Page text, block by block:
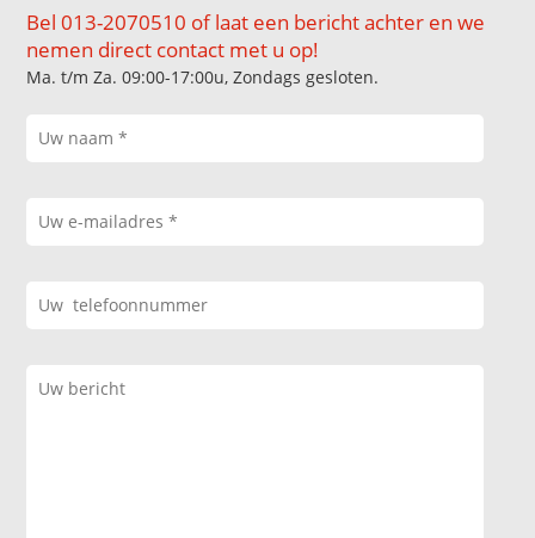
Bel 013-2070510 of laat een bericht achter en we
nemen direct contact met u op!
Ma. t/m Za. 09:00-17:00u, Zondags gesloten.